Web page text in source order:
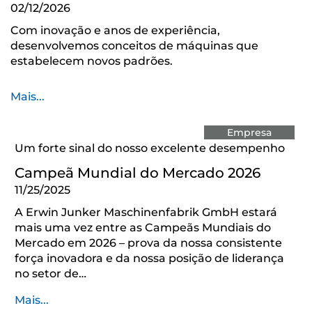
02/12/2026
Com inovação e anos de experiência,
desenvolvemos conceitos de máquinas que
estabelecem novos padrões.
Mais...
Empresa
Um forte sinal do nosso excelente desempenho
Campeã Mundial do Mercado 2026
11/25/2025
A Erwin Junker Maschinenfabrik GmbH estará
mais uma vez entre as Campeãs Mundiais do
Mercado em 2026 – prova da nossa consistente
força inovadora e da nossa posição de liderança
no setor de…
Mais...